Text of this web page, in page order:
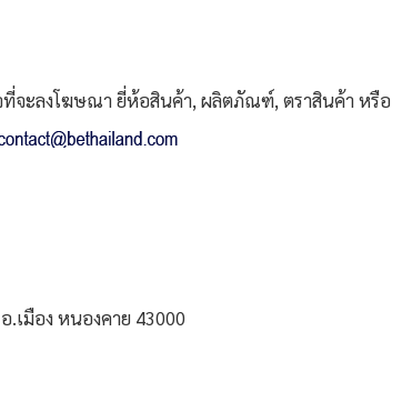
จะลงโฆษณา ยี่ห้อสินค้า, ผลิตภัณฑ์, ตราสินค้า หรือ
เมือง หนองคาย 43000